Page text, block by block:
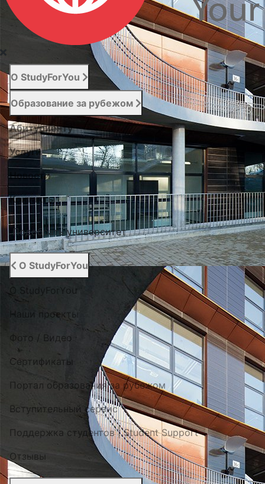
О StudyForYou
Образование за рубежом
Абитуриенту
Услуги
Новости
Контакты
Подобрать университет
О StudyForYou
О StudyForYou
Наши проекты
Фото / Видео
Cертификаты
Портал образования за рубежом
Вступительный сервис
Поддержка студентов | Student Support
Отзывы